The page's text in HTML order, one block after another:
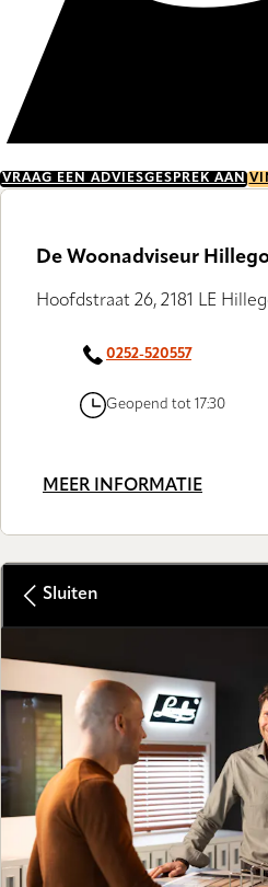
VRAAG EEN ADVIESGESPREK AAN
De Woonadviseur
Hoofdstraat 26, 2181 LE
0252-520557
Geopend tot 17:30
MEER INFORMATIE
Sluiten